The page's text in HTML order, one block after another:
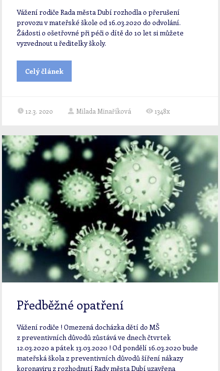
Vážení rodiče Rada města Dubí rozhodla o přerušení
provozu v mateřské škole od 16.03.2020 do odvolání.
Žádosti o ošetřovné při péči o dítě do 10 let si můžete
vyzvednout u ředitelky školy.
Celý článek
12.3. 2020 Milada Minaříková 1348x
Předběžné opatření
Vážení rodiče ! Omezená docházka dětí do MŠ
z preventivních důvodů zůstává ve dnech čtvrtek
12.03.2020 a pátek 13.03.2020 ! Od pondělí 16.03.2020 bude
mateřská škola z preventivních důvodů šíření nákazy
koronaviru z rozhodnutí Rady města Dubí uzavřena